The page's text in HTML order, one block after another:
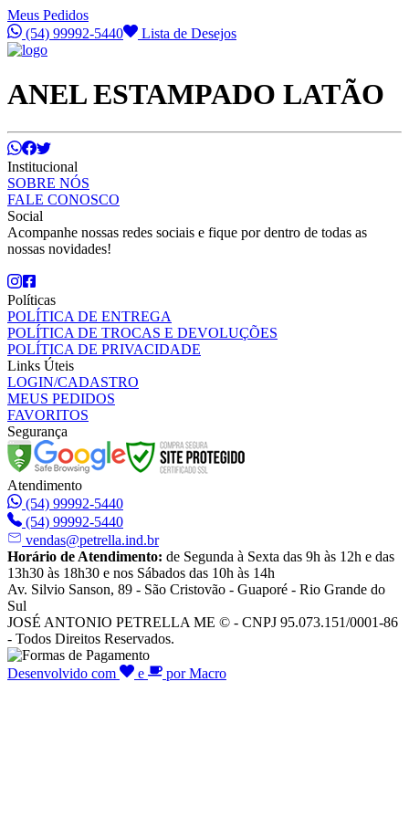
Meus Pedidos
(54) 99992-5440
Lista de Desejos
ANEL ESTAMPADO LATÃO
Institucional
SOBRE NÓS
FALE CONOSCO
Social
Acompanhe nossas redes sociais e fique por dentro de todas as
nossas novidades!
Políticas
POLÍTICA DE ENTREGA
POLÍTICA DE TROCAS E DEVOLUÇÕES
POLÍTICA DE PRIVACIDADE
Links Úteis
LOGIN/CADASTRO
MEUS PEDIDOS
FAVORITOS
Segurança
Atendimento
(54) 99992-5440
(54) 99992-5440
vendas@petrella.ind.br
Horário de Atendimento: de Segunda à Sexta das 9h às 12h e das
13h30 às 18h30 e nos Sábados das 10h às 14h
Av. Silvio Sanson, 89 - São Cristovão - Guaporé - Rio Grande do
Sul
JOSÉ ANTONIO PETRELLA ME © - CNPJ 95.073.151/0001-86
- Todos Direitos Reservados.
Desenvolvido com e por Macro